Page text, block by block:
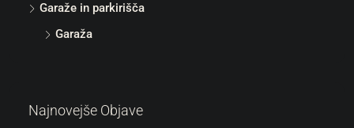
Garaže in parkirišča
Garaža
Najnovejše Objave